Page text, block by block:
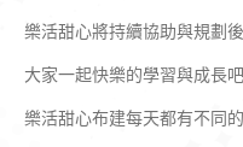
樂活甜心將持續協助與規劃
大家一起快樂的學習與成長吧
樂活甜心布建每天都有不同